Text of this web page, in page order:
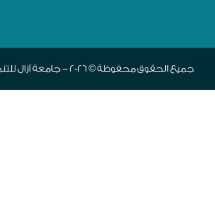
جميع الحقوق محفوظة © 2026 - جامعة آزال للتنمية البشرية